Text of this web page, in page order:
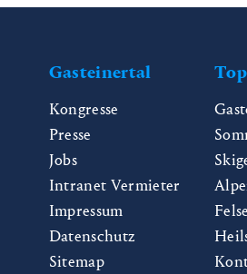
Gasteinertal
Kongresse
Presse
Jobs
Intranet Vermieter
Impressum
Datenschutz
Sitemap